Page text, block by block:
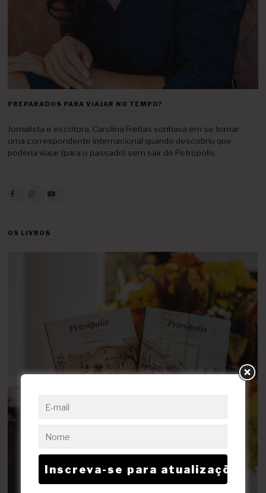
PREPARADOS PARA VIAJAR NO TEMPO?
Jornalista e escritora, Carolina Freitas sonhava em se tornar
uma correspondente internacional quando descobriu que
poderia viajar (para o passado) sem sair de Petrópolis.
OS LIVROS